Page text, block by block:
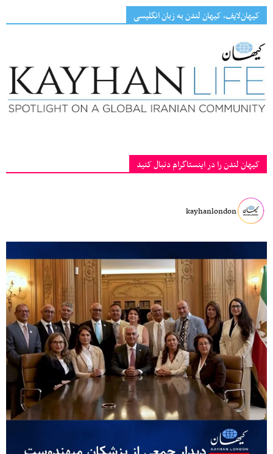
کیهان‌لایف، کیهان لندن به زبان انگلیسی
کیهان لندن را در اینستاگرام دنبال کنید
kayhanlondon